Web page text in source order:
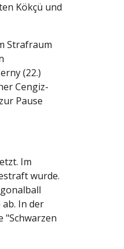
Kökçü und
Strafraum
(22.)
Cengiz-
Pause
Im
wurde.
In der
"Schwarzen